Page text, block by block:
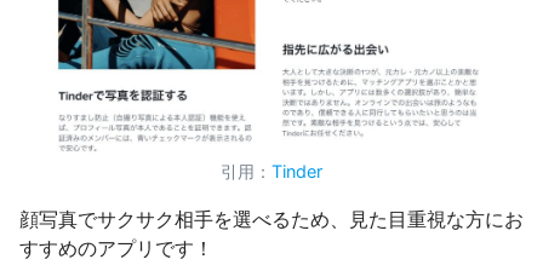
引用： Tinder
顔写真でサクサク相手を選べるため、見た目重視な方にお
すすめのアプリです！